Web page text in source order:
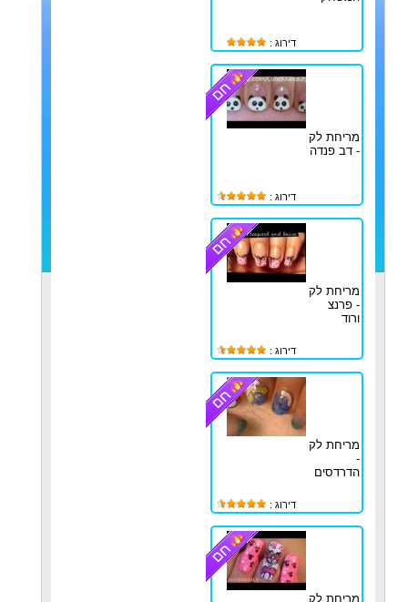
דירוג :
מריחת לק
- דב פנדה
דירוג :
מריחת לק
- פרנצ
ורוד
דירוג :
מריחת לק
-
הדרדסים
דירוג :
מריחת לק